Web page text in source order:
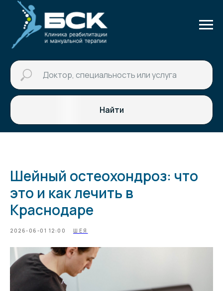
Найти
Шейный остеохондроз: что
это и как лечить в
Краснодаре
2026-06-01 12:00 ШЕЯ